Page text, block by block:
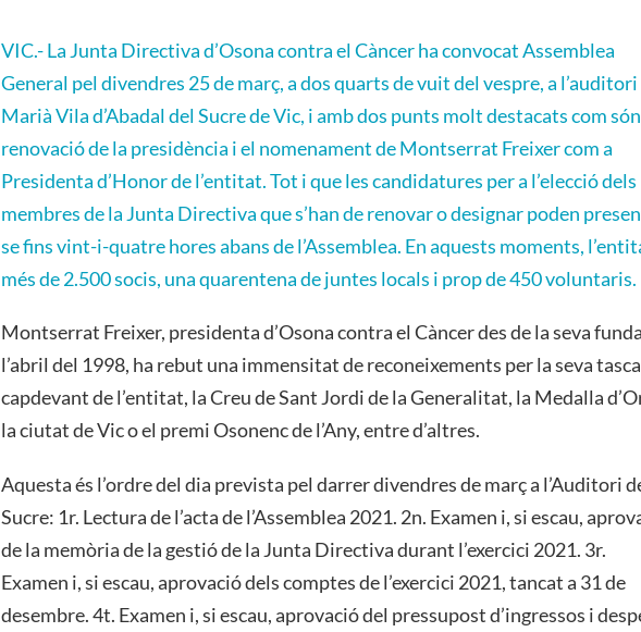
VIC.- La Junta Directiva d’Osona contra el Càncer ha convocat Assemblea
General pel divendres 25 de març, a dos quarts de vuit del vespre, a l’auditori
Marià Vila d’Abadal del Sucre de Vic, i amb dos punts molt destacats com
renovació de la presidència i el nomenament de Montserrat Freixer com a
Presidenta d’Honor de l’entitat. Tot i que les candidatures per a l’elecció dels
membres de la Junta Directiva que s’han de renovar o designar poden
se fins vint-i-quatre hores abans de l’Assemblea. En aquests moments,
més de 2.500 socis, una quarentena de juntes locals i prop de 450 voluntaris.
Montserrat Freixer, presidenta d’Osona contra el Càncer des de la seva
l’abril del 1998, ha rebut una immensitat de reconeixements per la seva
capdevant de l’entitat, la Creu de Sant Jordi de la Generalitat, la Medalla
la ciutat de Vic o el premi Osonenc de l’Any, entre d’altres.
Aquesta és l’ordre del dia prevista pel darrer divendres de març a l’Auditori
Sucre: 1r. Lectura de l’acta de l’Assemblea 2021. 2n. Examen i, si escau,
de la memòria de la gestió de la Junta Directiva durant l’exercici 2021. 3r.
Examen i, si escau, aprovació dels comptes de l’exercici 2021, tancat a 31 de
desembre. 4t. Examen i, si escau, aprovació del pressupost d’ingressos i